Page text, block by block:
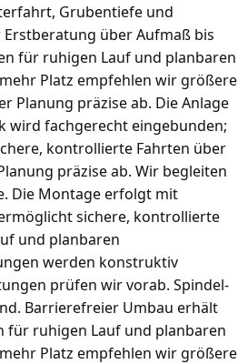
Grubentiefe und
über Aufmaß bis
für ruhigen Lauf und planbaren
Platz empfehlen wir größere
Planung präzise ab. Die Anlage
wird fachgerecht eingebunden;
kontrollierte Fahrten über
präzise ab. Wir begleiten
Die Montage erfolgt mit
sichere, kontrollierte
und planbaren
werden konstruktiv
prüfen wir vorab. Spindel-
Barrierefreier Umbau erhält
für ruhigen Lauf und planbaren
Platz empfehlen wir größere